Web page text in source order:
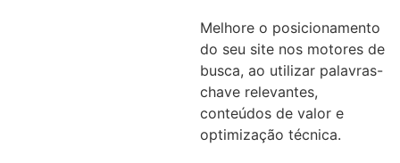
Melhore o posicionamento
do seu site nos motores de
busca, ao utilizar palavras-
chave relevantes,
conteúdos de valor e
optimização técnica.